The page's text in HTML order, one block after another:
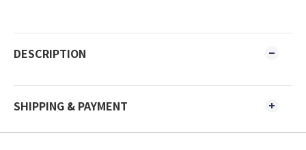
DESCRIPTION
SHIPPING & PAYMENT